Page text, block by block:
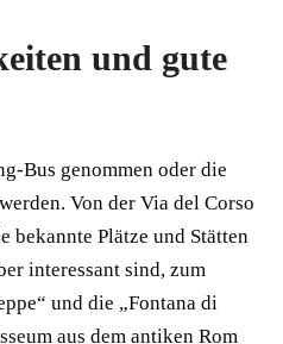
und gute
Bus genommen oder die
Von der Via del Corso
bekannte Plätze und Stätten
interessant sind, zum
und die „Fontana di
aus dem antiken Rom